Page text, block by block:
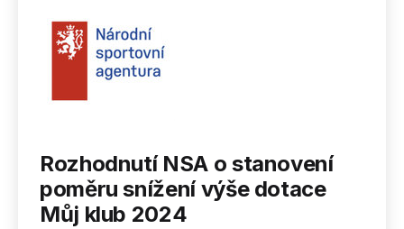
Rozhodnutí NSA o stanovení
poměru snížení výše dotace
Můj klub 2024